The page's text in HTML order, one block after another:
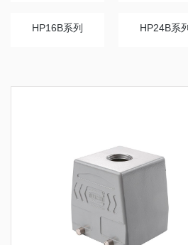
HP16B系列 HP24B系列